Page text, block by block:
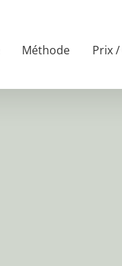
Méthode Prix